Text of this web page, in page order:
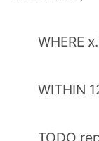
WHERE
WITHIN
TODO